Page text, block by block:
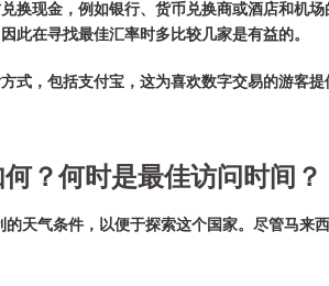
换现金，例如银行、货币兑换商或酒店和机
在寻找最佳汇率时多比较几家是有益的。
式，包括支付宝，这为喜欢数字交易的游客
？何时是最佳访问时间？
天气条件，以便于探索这个国家。尽管马来